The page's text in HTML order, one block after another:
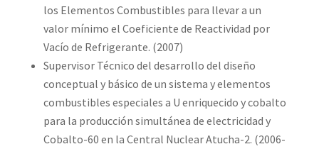
los Elementos Combustibles para llevar a un
valor mínimo el Coeficiente de Reactividad por
Vacío de Refrigerante. (2007)
Supervisor Técnico del desarrollo del diseño
conceptual y básico de un sistema y elementos
combustibles especiales a U enriquecido y cobalto
para la producción simultánea de electricidad y
Cobalto-60 en la Central Nuclear Atucha-2. (2006-